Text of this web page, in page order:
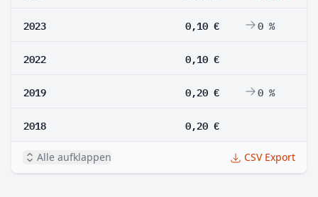
2023 0,10 € 0 %
2022 0,10 €
2019 0,20 € 0 %
2018 0,20 €
Alle aufklappen CSV Export